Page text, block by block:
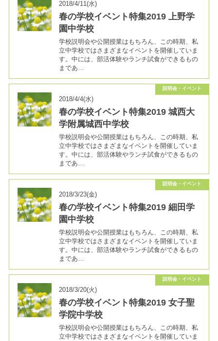
2018/4/11(水)
春の学校イベント特集2019 上野学
園中学校
学校説明会や公開授業はもちろん、この時期、私
立中学校ではさまざまなイベントを開催していま
す。中には、部活体験やランチ試食ができるもの
まであ…
説明会・イベント
2018/4/4(水)
春の学校イベント特集2019 城西大
学附属城西中学校
学校説明会や公開授業はもちろん、この時期、私
立中学校ではさまざまなイベントを開催していま
す。中には、部活体験やランチ試食ができるもの
まであ…
説明会・イベント
2018/3/23(金)
春の学校イベント特集2019 細田学
園中学校
学校説明会や公開授業はもちろん、この時期、私
立中学校ではさまざまなイベントを開催していま
す。中には、部活体験やランチ試食ができるもの
まであ…
説明会・イベント
2018/3/20(火)
春の学校イベント特集2019 女子聖
学院中学校
学校説明会や公開授業はもちろん、この時期、私
立中学校ではさまざまなイベントを開催していま